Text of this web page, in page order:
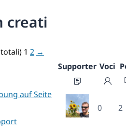
creati
1 2 →
Supporter Voci
auf Seite
0 2